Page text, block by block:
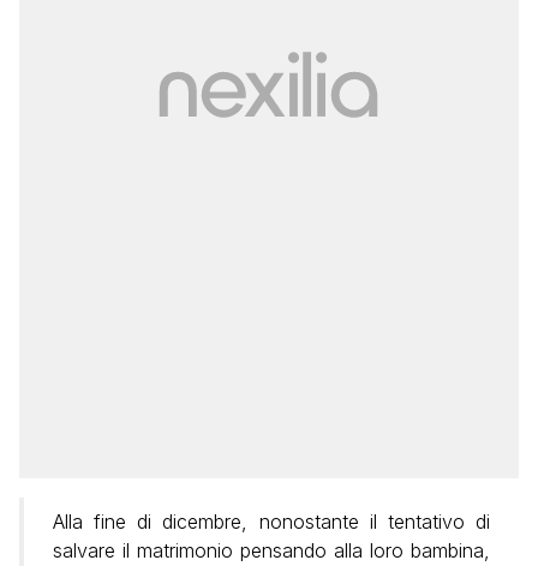
Alla fine di dicembre, nonostante il tentativo di
salvare il matrimonio pensando alla loro bambina,